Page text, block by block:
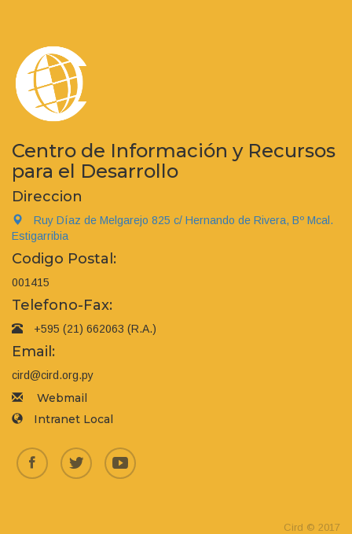
Centro de Información y Recursos
para el Desarrollo
Direccion
Ruy Díaz de Melgarejo 825 c/ Hernando de Rivera, Bº Mcal.
Estigarribia
Codigo Postal:
001415
Telefono-Fax:
+595 (21) 662063 (R.A.)
Email:
cird@cird.org.py
Webmail
Intranet Local
Cird © 2017